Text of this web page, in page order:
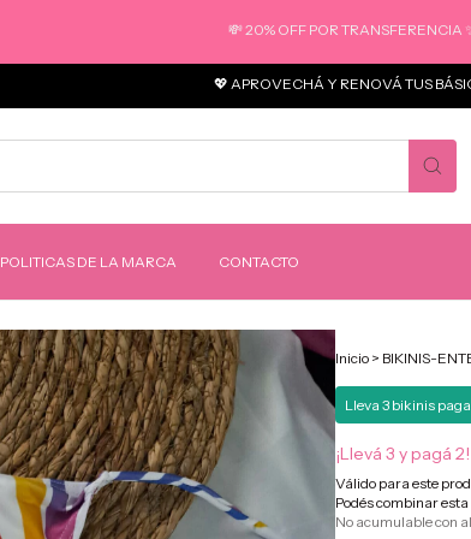
💸 20% OFF POR TRANSFERENCIA ✨ 3
💖 APROVECHÁ Y RENOVÁ TUS BÁSICOS 📦
POLITICAS DE LA MARCA CONTACTO
Inicio > BIKINIS-
Lleva 3 bikinis
¡Llevá 3 y pagá 2!
Válido para este
Podés combinar
No acumulable con